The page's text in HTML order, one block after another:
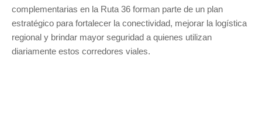
complementarias en la Ruta 36 forman parte de un plan
estratégico para fortalecer la conectividad, mejorar la logística
regional y brindar mayor seguridad a quienes utilizan
diariamente estos corredores viales.